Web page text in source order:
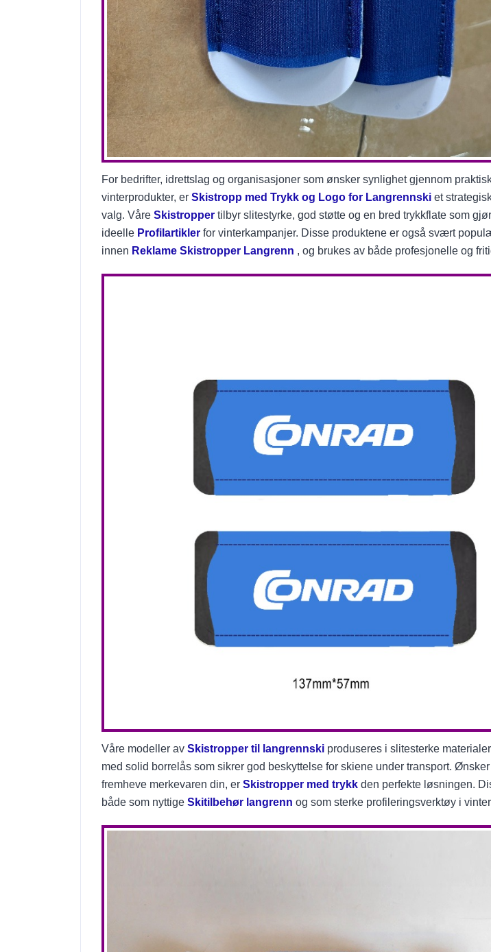
For bedrifter, idrettslag og organisasjoner som ønsker synlighet gjennom
vinterprodukter, er Skistropp med Trykk og Logo for Langrennski et
valg. Våre Skistropper tilbyr slitestyrke, god støtte og en bred trykkflate som
ideelle Profilartikler for vinterkampanjer. Disse produktene er også svært
innen Reklame Skistropper Langrenn , og brukes av både profesjonelle og
Våre modeller av Skistropper til langrennski produseres i slitesterke
med solid borrelås som sikrer god beskyttelse for skiene under transport. Ønsker
fremheve merkevaren din, er Skistropper med trykk den perfekte løsningen.
både som nyttige Skitilbehør langrenn og som sterke profileringsverktøy i